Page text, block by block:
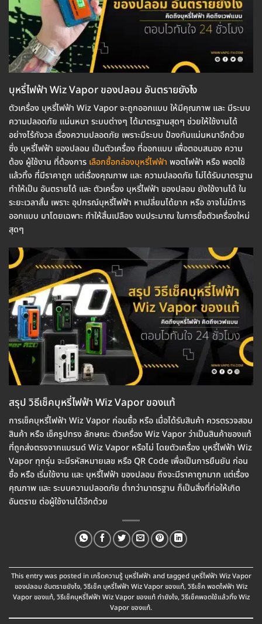
บุหรี่ไฟฟ้า Wiz Vapor ของปลอม อันตรายยังไง
ตัวเครื่อง บุหรี่ไฟฟ้า Wiz Vapor จะถูกออกแบบ ให้มีคุณภาพ และ มีระบบ
ความปลอดภัย แน่นหนา ระบบต่างๆ ได้มาตรฐานสุดๆ ช่วยให้ใช้งานได้
อย่างไร้กังวล เรื่องความปลอดภัย เพราะมีระบบ ป้องกันแน่นหนาอีกด้วย
ซึ่ง บุหรี่ไฟฟ้า ของปลอม เป็นตัวเครื่อง ที่ออกแบบ เพื่อตอบสนอง ความ
ต้อง ผู้ใช้งาน ที่ต้องการ เลือกซื้อกล่องบุหรี่ไฟฟ้า พอตไฟฟ้า หรือ พอตใช้
แล้วทิ้ง ที่มีราคาถูก แต่เรื่องคุณภาพ และ ความปลอดภัย ไม่ได้รับมาตรฐาน
ทำให้เป็น อันตรายได้ และ ตัวเครื่อง บุหรี่ไฟฟ้า ของปลอม ยังใช้งานได้ ใน
ระยะเวลาสั้น เพราะ อุปกรณ์บุหรี่ไฟฟ้า หาเปลี่ยนได้ยาก หรือ อาจไม่มีการ
ออกแบบ มาโดยเฉพาะ ทำให้สิ้นเปลือง งบประมาณ ในการซื้อตัวเครื่องใหม่
สุดๆ
สรุป วิธีเช็คบุหรี่ไฟฟ้า Wiz Vapor ของแท้
การเช็คบุหรี่ไฟฟ้า Wiz Vapor ก่อนซื้อ หรือ เมื่อได้รับสินค้า ควรตรวจสอบ
สินค้า หรือ เช็ครูปทรง ลักษณะ ตัวเครื่อง Wiz Vapor ว่าเป็นสินค้าของแท้
ที่ถูกส่งตรงจากแบรนด์ Wiz Vapor หรือไม่ โดยตัวเครื่อง บุหรี่ไฟฟ้า Wiz
Vapor ทุกรุ่น จะมีรหัสหมายเลข หรือ QR Code เพื่อเป็นการยืนยัน ก่อน
ซื้อ หรือ เริ่มใช้งาน และ บุหรี่ไฟฟ้า ของปลอม ถึงจะมีราคาถูกมาก แต่เรื่อง
คุณภาพ และ ระบบความปลอดภัย ต่ำกว่ามาตรฐาน ก็เป็นสิ่งที่ก่อให้เกิด
อันตราย ต่อผู้ใช้งานได้อีกด้วย
This entry was posted in เกร็ดความรู้ บุหรี่ไฟฟ้า and tagged บุหรี่ไฟฟ้า Wiz Vapor
ของปลอม อันตรายยังไง, วิธีเช็ค บุหรี่ไฟฟ้า Wiz Vapor ของแท้, วิธีเช็ค พอตไฟฟ้า Wiz
Vapor ของแท้, วิธีเช็คบุหรี่ไฟฟ้า Wiz Vapor ของแท้ ทำยังไง, วิธีเช็คพอตใช้แล้วทิ้ง Wiz
Vapor ของแท้.